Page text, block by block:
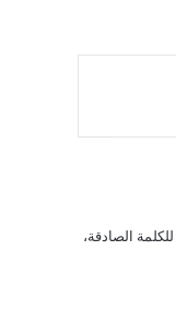
الصادقة،